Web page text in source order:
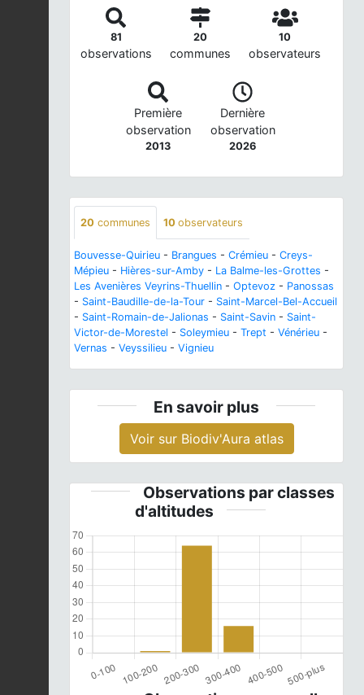
81
observations
20
communes
10
observateurs
Première
observation
2013
Dernière
observation
2026
20 communes 10 observateurs
Bouvesse-Quirieu - Brangues - Crémieu - Creys-
Mépieu - Hières-sur-Amby - La Balme-les-Grottes -
Les Avenières Veyrins-Thuellin - Optevoz - Panossas
- Saint-Baudille-de-la-Tour - Saint-Marcel-Bel-Accueil
- Saint-Romain-de-Jalionas - Saint-Savin - Saint-
Victor-de-Morestel - Soleymieu - Trept - Vénérieu -
Vernas - Veyssilieu - Vignieu
En savoir plus
Voir sur Biodiv'Aura atlas
Observations par classes
d'altitudes